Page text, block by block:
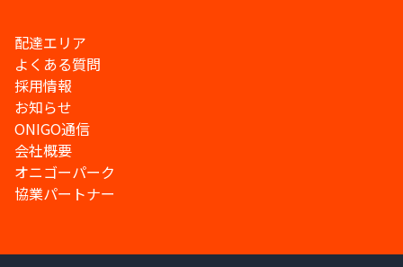
配達エリア
よくある質問
採用情報
お知らせ
ONIGO通信
会社概要
オニゴーパーク
協業パートナー